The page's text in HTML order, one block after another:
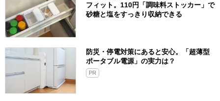
フィット。110円「調味料ストッカー」で
砂糖と塩をすっきり収納できる
防災・停電対策にあると安心。「超薄型
ポータブル電源」の実力は？​
PR